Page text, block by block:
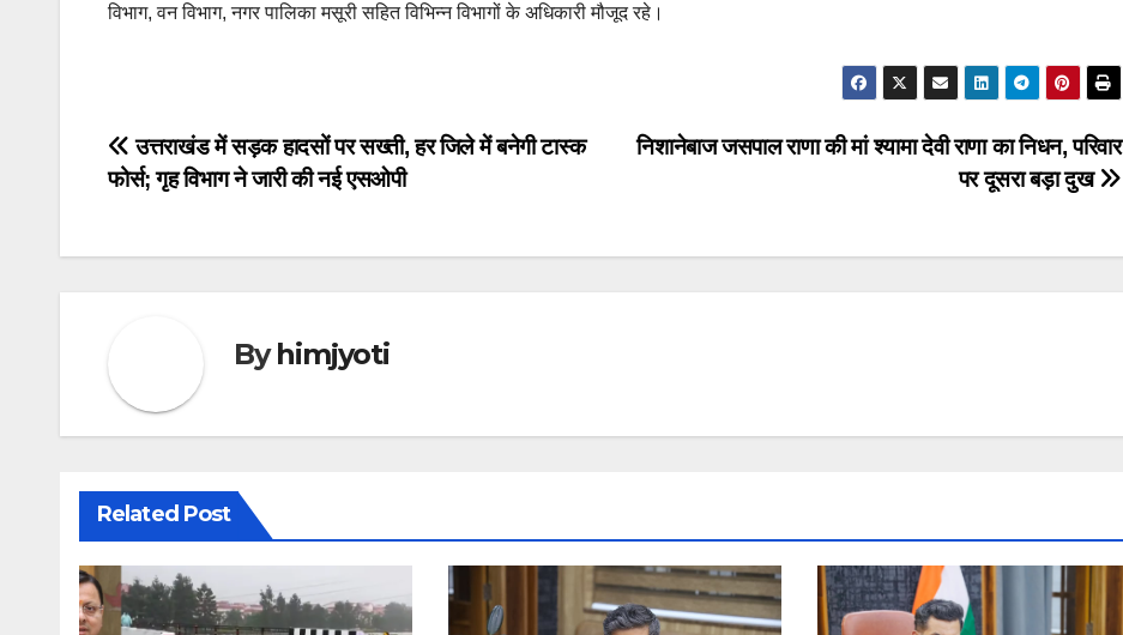
विभाग, वन विभाग, नगर पालिका मसूरी सहित विभिन्न विभागों के अधिकारी मौजूद रहे।
Post
navigation
निशानेबाज जसपाल राणा की मां श्यामा देवी राणा का निधन, परिवार
पर दूसरा बड़ा दुख
उत्तराखंड में सड़क हादसों पर सख्ती, हर जिले में बनेगी टास्क
फोर्स; गृह विभाग ने जारी की नई एसओपी
Byhimjyoti
Related Post